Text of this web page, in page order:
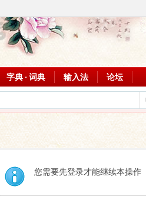
字典 · 词典 输入法 论坛
您需要先登录才能继续本操作